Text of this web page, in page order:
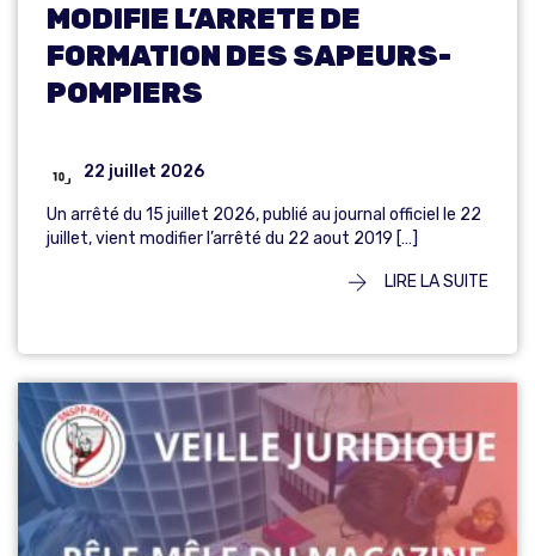
MODIFIE L’ARRETE DE
FORMATION DES SAPEURS-
POMPIERS
22 juillet 2026
Un arrêté du 15 juillet 2026, publié au journal officiel le 22
juillet, vient modifier l’arrêté du 22 aout 2019 […]
LIRE LA SUITE